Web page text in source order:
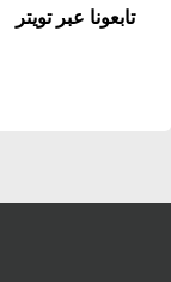
تابعونا عبر تويتر